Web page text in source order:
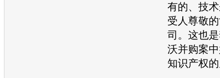
有的、技
受人尊敬
司。这也
沃并购案
知识产权